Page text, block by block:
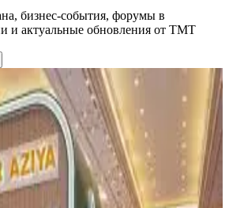
бизнес-события, форумы в
и актуальные обновления от TMT